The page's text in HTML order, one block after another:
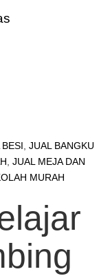
JUAL BANGKU
JUAL MEJA DAN
MURAH